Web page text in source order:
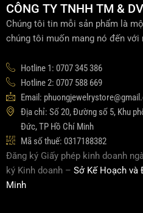
CÔNG TY TNHH TM &
Chúng tôi tin mỗi sản phẩm là
chúng tôi muốn mang nó đến với
Hotline 1: 0707 345 386
Hotline 2: 0707 588 669
Email:
Địa chỉ: Số 20, Đường số 5, Khu
Đức, TP Hồ Chí Minh
Mã số thuế: 0317188382
Đăng ký Giấy phép kinh doanh
ký Kinh doanh – Sở Kế Hoạch và
Minh